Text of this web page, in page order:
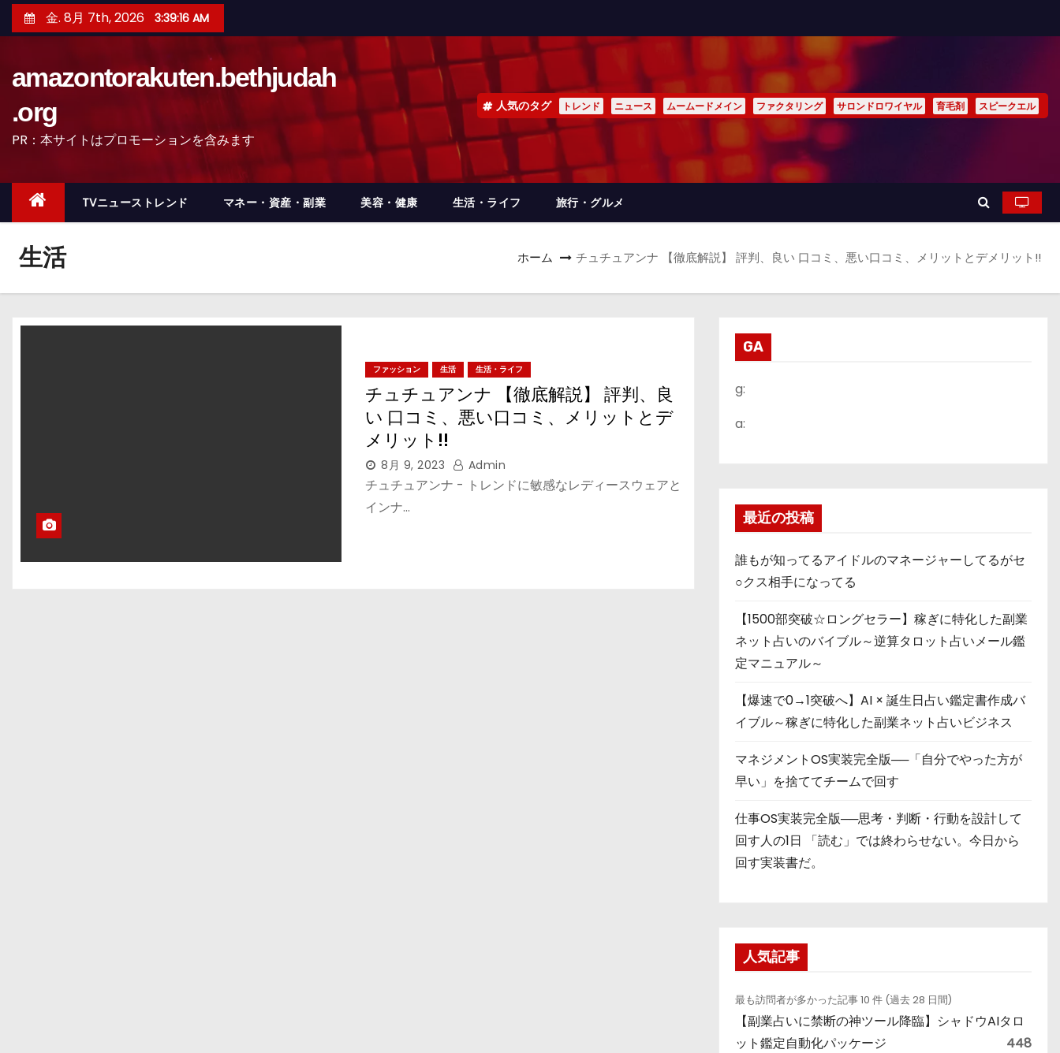
ン
ッ
金. 8月 7th, 2026 3:39:17 AM
amazontorakuten.bethjudah
.org
PR：本サイトはプロモーションを含みます
人気のタグ トレンド ニュース ムームードメイン ファクタリング サロンドロワイヤル 育毛剤 スピークエル
TVニューストレンド マネー・資産・副業 美容・健康 生活・ライフ 旅行・グルメ
生活 ホーム チュチュアンナ 【徹底解説】 評判、良い 口コミ、悪い口コミ、メリットとデメリット!!
ファッション 生活 生活・ライフ
チュチュアンナ 【徹底解説】 評判、良
い 口コミ、悪い口コミ、メリットとデ
メリット!!
8月 9, 2023 Admin
チュチュアンナ - トレンドに敏感なレディースウェアと
インナ…
GA
g:
a:
最近の投稿
誰もが知ってるアイドルのマネージャーしてるがセ
○クス相手になってる
【1500部突破☆ロングセラー】稼ぎに特化した副業
ネット占いのバイブル～逆算タロット占いメール鑑
定マニュアル～
【爆速で0→1突破へ】AI × 誕生日占い鑑定書作成バ
イブル～稼ぎに特化した副業ネット占いビジネス
マネジメントOS実装完全版──「自分でやった方が
早い」を捨ててチームで回す
仕事OS実装完全版──思考・判断・行動を設計して
回す人の1日 「読む」では終わらせない。今日から
回す実装書だ。
人気記事
最も訪問者が多かった記事 10 件 (過去 28 日間)
【副業占いに禁断の神ツール降臨】シャドウAIタロ
ット鑑定自動化パッケージ
448